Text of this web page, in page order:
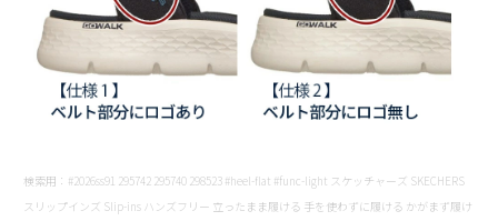
検索用：#2026ss91 295742 295740 298523 #heel-flat #func-light スケッチャーズ SKECHERS
スリップインズ Slip-ins ハンズフリー 立ったまま履ける 手を使わずに履ける かがまず履け